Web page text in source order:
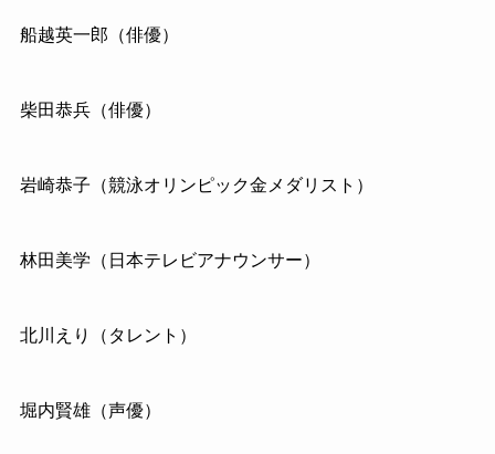
船越英一郎（俳優）
柴田恭兵（俳優）
岩崎恭子（競泳オリンピック金メダリスト）
林田美学（日本テレビアナウンサー）
北川えり（タレント）
堀内賢雄（声優）